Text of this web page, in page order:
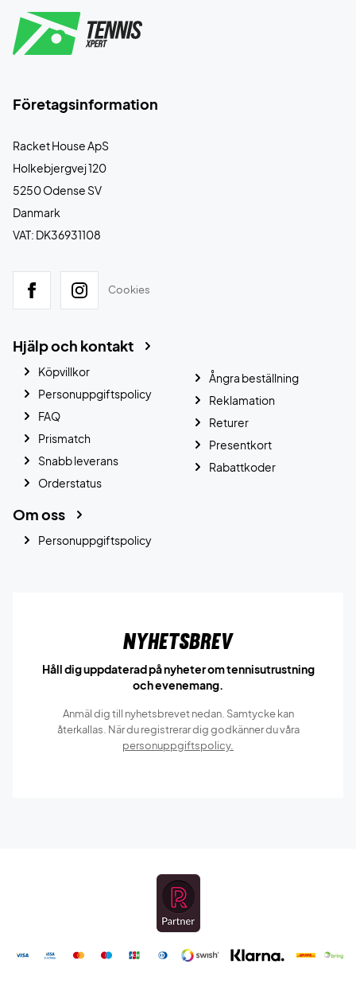
Företagsinformation
Racket House ApS
Holkebjergvej 120
5250 Odense SV
Danmark
VAT: DK36931108
Cookies
Hjälp och kontakt
Köpvillkor
Personuppgiftspolicy
FAQ
Prismatch
Snabb leverans
Orderstatus
Ångra beställning
Reklamation
Returer
Presentkort
Rabattkoder
Om oss
Personuppgiftspolicy
Nyhetsbrev
Håll dig uppdaterad på nyheter om tennisutrustning
och evenemang.
Anmäl dig till nyhetsbrevet nedan. Samtycke kan
återkallas. När du registrerar dig godkänner du våra
personuppgiftspolicy.